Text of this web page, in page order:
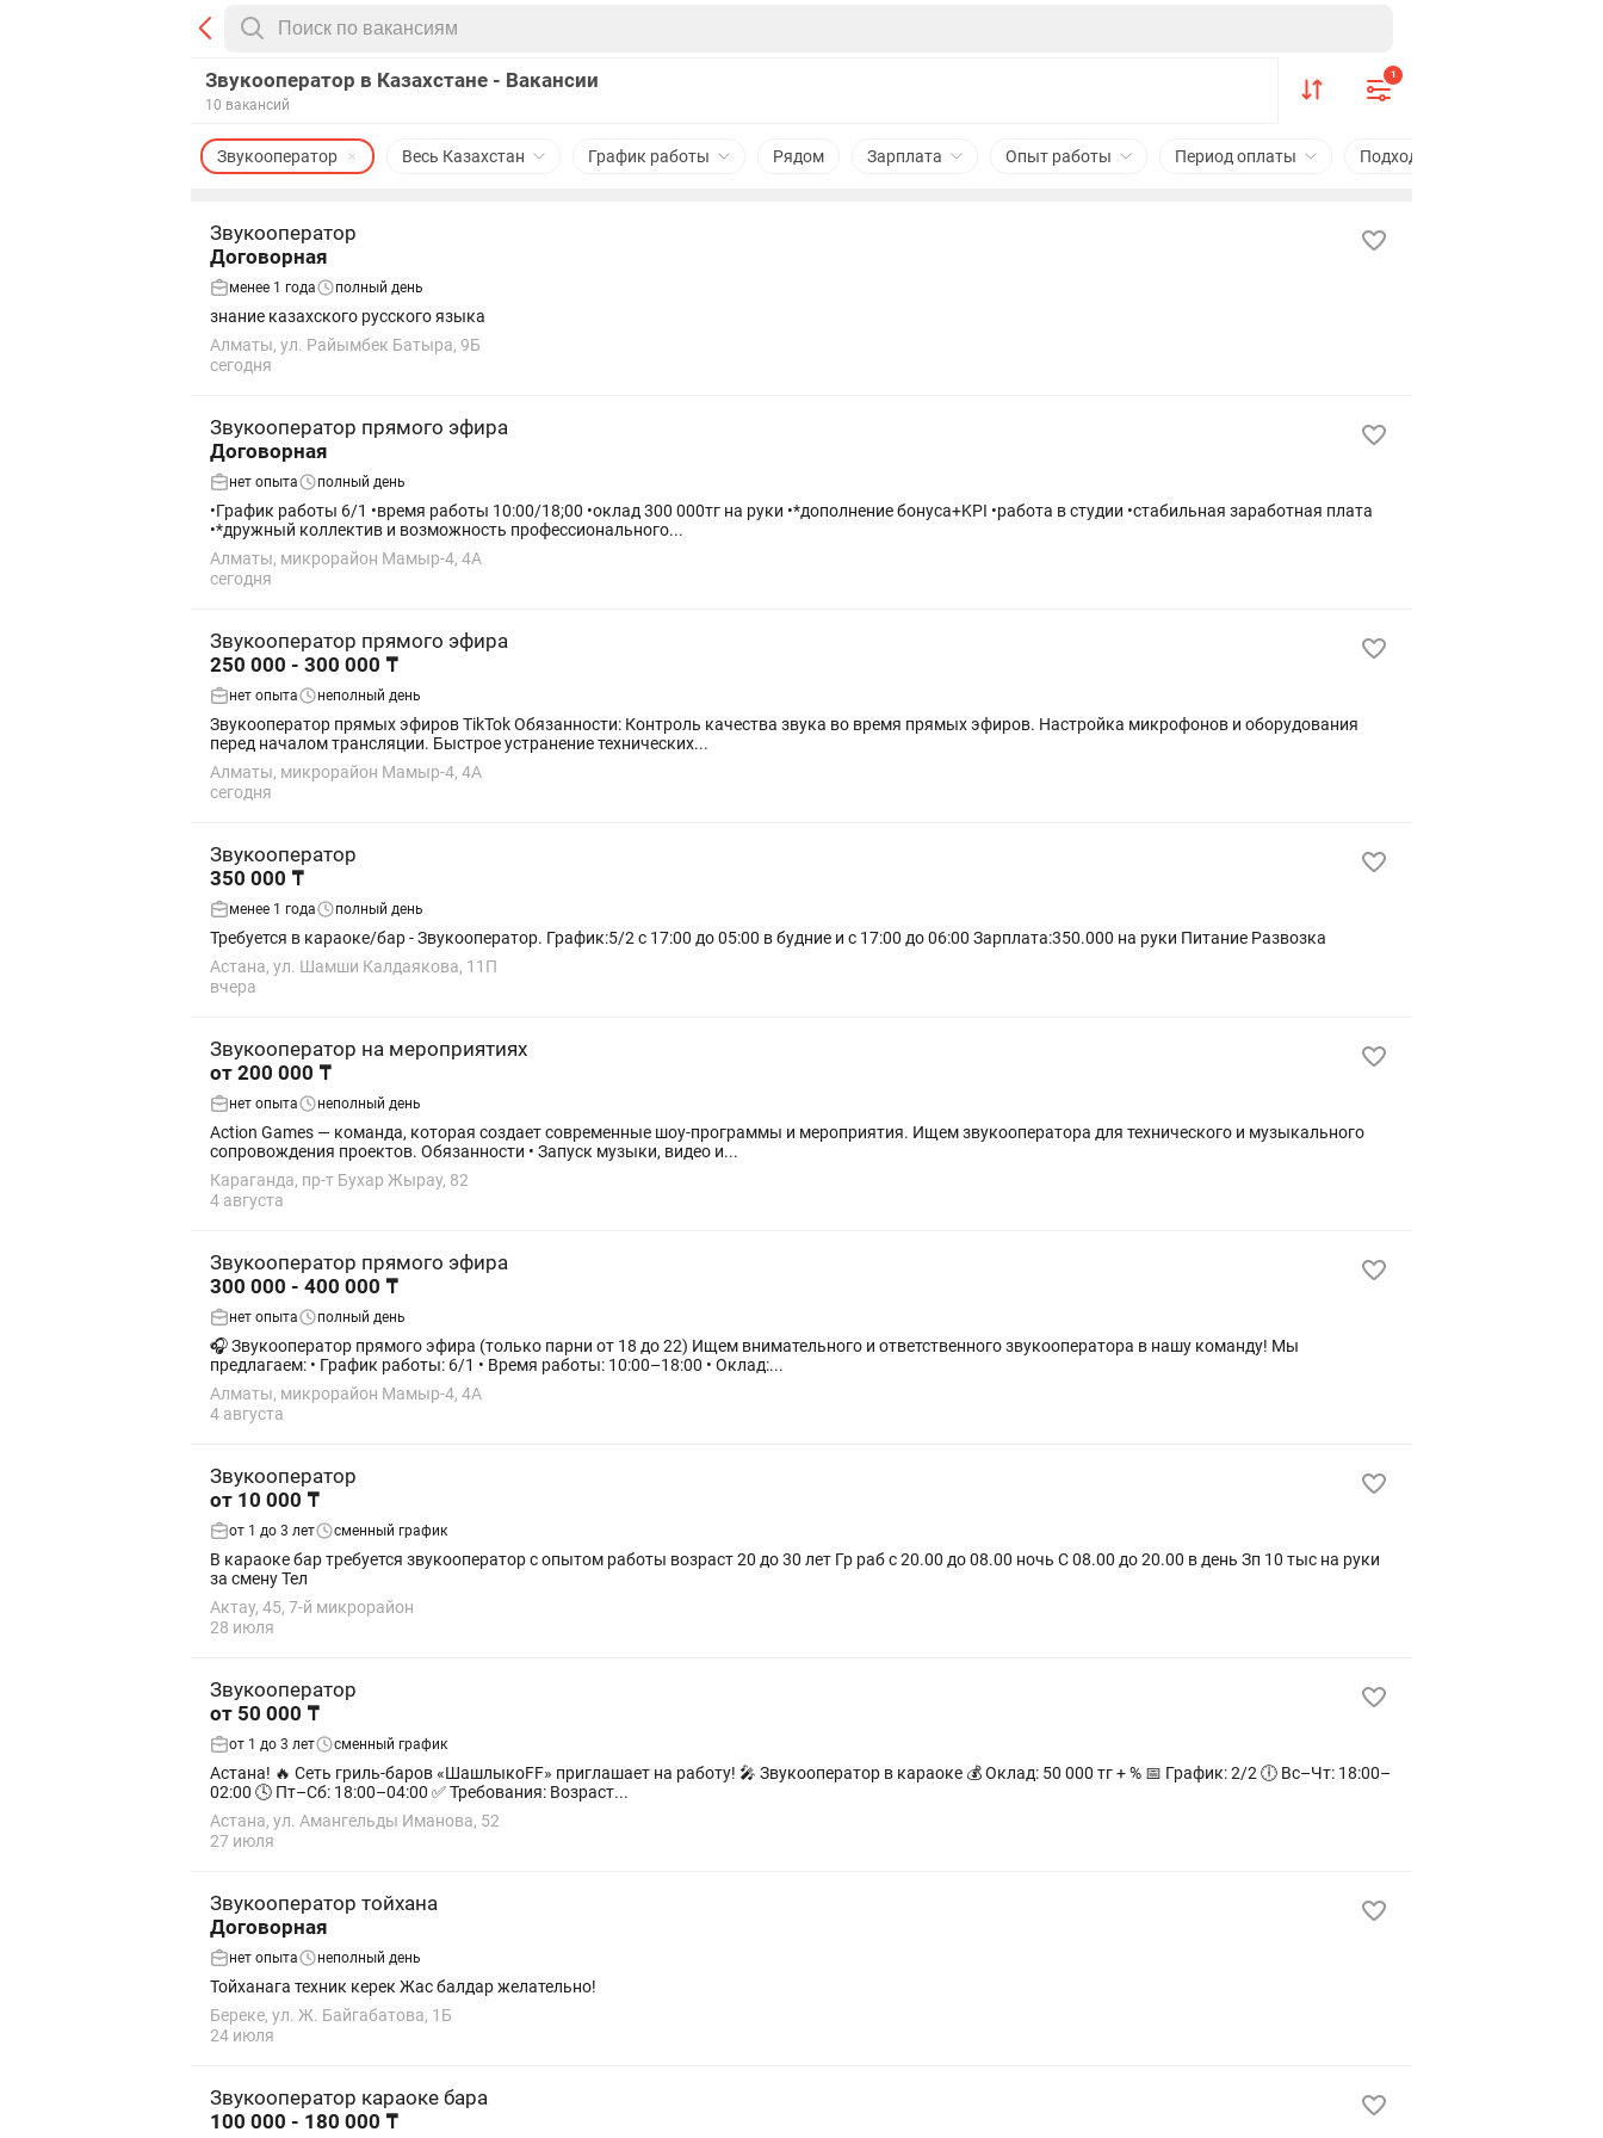
Звукооператор в Казахстане - Вакансии
10 вакансий
1
Весь Казахстан
Звукооператор График работы Рядом Зарплата Опыт работы Период оплаты Подходит студентам
Звукооператор
Договорная
менее 1 года полный день
знание казахского русского языка
Алматы, ул. Райымбек Батыра, 9Б
сегодня
Звукооператор прямого эфира
Договорная
нет опыта полный день
•График работы 6/1 •время работы 10:00/18;00 •оклад 300 000тг на руки •*дополнение бонуса+KPI •работа в студии •стабильная заработная плата
•*дружный коллектив и возможность профессионального...
Алматы, микрорайон Мамыр-4, 4А
сегодня
Звукооператор прямого эфира
250 000 - 300 000 ₸
нет опыта неполный день
Звукооператор прямых эфиров TikTok Обязанности: Контроль качества звука во время прямых эфиров. Настройка микрофонов и оборудования
перед началом трансляции. Быстрое устранение технических...
Алматы, микрорайон Мамыр-4, 4А
сегодня
Звукооператор
350 000 ₸
менее 1 года полный день
Требуется в караоке/бар - Звукооператор. График:5/2 с 17:00 до 05:00 в будние и с 17:00 до 06:00 Зарплата:350.000 на руки Питание Развозка
Астана, ул. Шамши Калдаякова, 11П
вчера
Звукооператор на мероприятиях
от 200 000 ₸
нет опыта неполный день
Action Games — команда, которая создает современные шоу-программы и мероприятия. Ищем звукооператора для технического и музыкального
сопровождения проектов. Обязанности • Запуск музыки, видео и...
Караганда, пр-т Бухар Жырау, 82
4 августа
Звукооператор прямого эфира
300 000 - 400 000 ₸
нет опыта полный день
🎧 Звукооператор прямого эфира (только парни от 18 до 22) Ищем внимательного и ответственного звукооператора в нашу команду! Мы
предлагаем: • График работы: 6/1 • Время работы: 10:00–18:00 • Оклад:...
Алматы, микрорайон Мамыр-4, 4А
4 августа
Звукооператор
от 10 000 ₸
от 1 до 3 лет сменный график
В караоке бар требуется звукооператор с опытом работы возраст 20 до 30 лет Гр раб с 20.00 до 08.00 ночь С 08.00 до 20.00 в день Зп 10 тыс на руки
за смену Тел
Актау, 45, 7-й микрорайон
28 июля
Звукооператор
от 50 000 ₸
от 1 до 3 лет сменный график
Астана! 🔥 Сеть гриль-баров «ШашлыкоFF» приглашает на работу! 🎤 Звукооператор в караоке 💰 Оклад: 50 000 тг + % 📅 График: 2/2 🕕 Вс–Чт: 18:00–
02:00 🕓 Пт–Сб: 18:00–04:00 ✅ Требования: Возраст...
Астана, ул. Амангельды Иманова, 52
27 июля
Звукооператор тойхана
Договорная
нет опыта неполный день
Тойханага техник керек Жас балдар желательно!
Береке, ул. Ж. Байгабатова, 1Б
24 июля
Звукооператор караоке бара
100 000 - 180 000 ₸